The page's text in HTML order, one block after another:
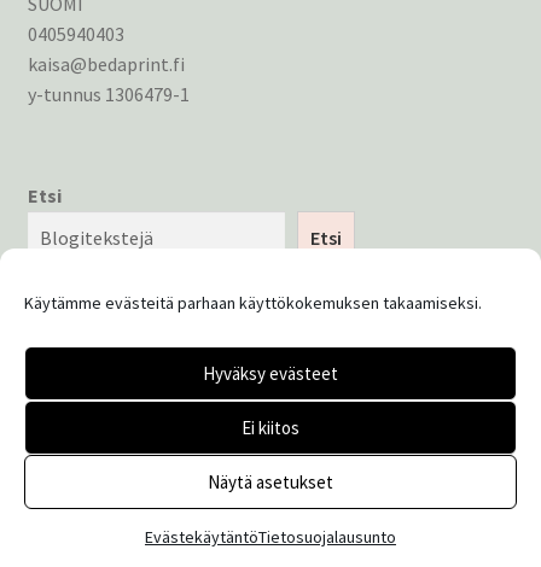
Käytämme evästeitä parhaan käyttökokemuksen takaamiseksi.
Hyväksy evästeet
Ei kiitos
Näytä asetukset
EvästekäytäntöTietosuojalausunto
0405940403
kaisa@bedaprint.fi
y-tunnus 1306479-1
Etsi
Etsi
© Bedaprint 2026
Built with WooCommerce
0